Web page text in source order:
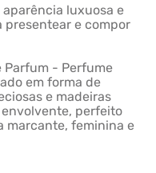
luxuosa e
presentear e compor
Parfum - Perfume
em forma de
e madeiras
perfeito
marcante, feminina e